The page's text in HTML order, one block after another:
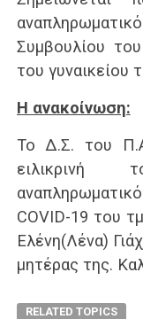
Συμβουλίου
του γυναικείου
Η ανακοίνωση:
Το Δ.Σ. του
ειλικρινή
COVID-19 του
Ελένη(Λένα)
μητέρας της.
RELATED TOPICS